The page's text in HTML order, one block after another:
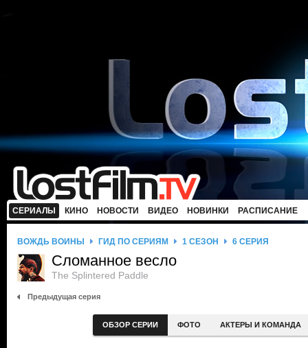
СЕРИАЛЫ КИНО НОВОСТИ ВИДЕО НОВИНКИ РАСПИСАНИЕ
ВОЖДЬ ВОЙНЫ ГИД ПО СЕРИЯМ 1 СЕЗОН 6 СЕРИЯ
Сломанное весло
The Splintered Paddle
Предыдущая серия
ОБЗОР СЕРИИ ФОТО АКТЕРЫ И КОМАНДА